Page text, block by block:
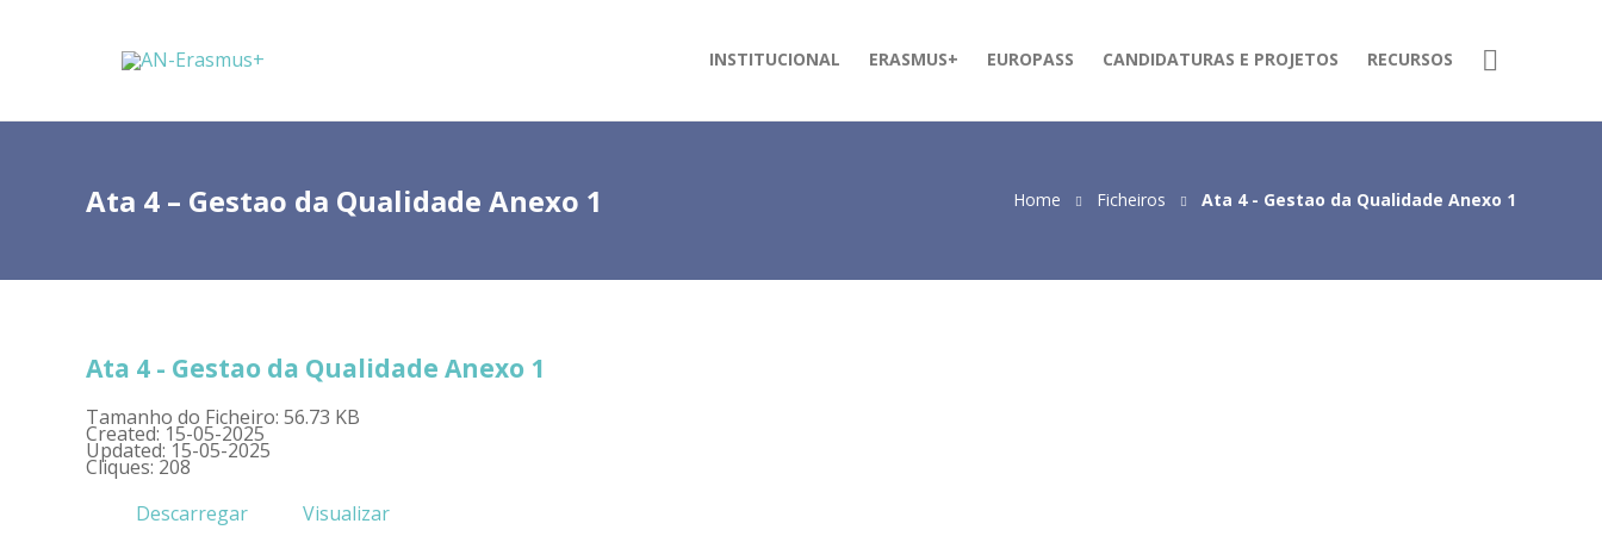
INSTITUCIONAL ERASMUS+ EUROPASS CANDIDATURAS E PROJETOS RECURSOS
Ata 4 – Gestao da Qualidade Anexo 1 Home Ficheiros Ata 4 - Gestao da Qualidade Anexo 1
Ata 4 - Gestao da Qualidade Anexo 1
Tamanho do Ficheiro: 56.73 KB
Created: 15-05-2025
Updated: 15-05-2025
Cliques: 208
Descarregar
Visualizar